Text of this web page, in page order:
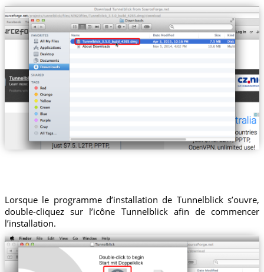
Lorsque le programme d’installation de Tunnelblick s’ouvre,
double-cliquez sur l’icône Tunnelblick afin de commencer
l’installation.